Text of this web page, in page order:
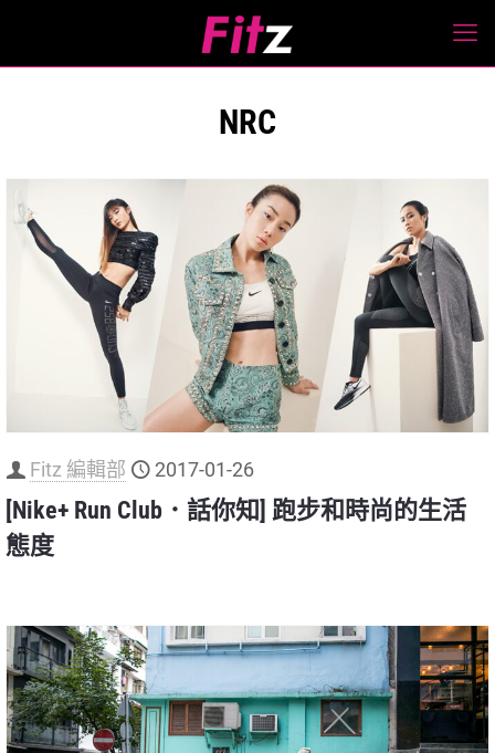
NRC
Fitz 編輯部 2017-01-26
[Nike+ Run Club．話你知] 跑步和時尚的生活
態度